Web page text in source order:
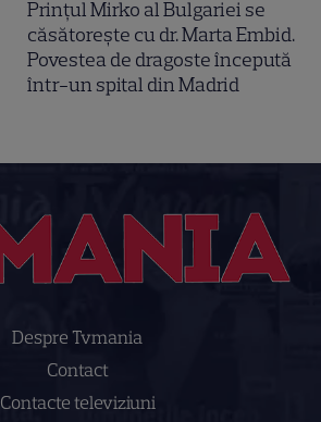
Prințul Mirko al Bulgariei se
căsătorește cu dr. Marta Embid.
Povestea de dragoste începută
într-un spital din Madrid
Despre Tvmania
Contact
Contacte televiziuni